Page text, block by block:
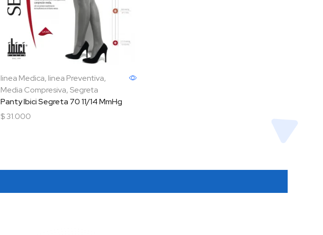
linea Medica, linea Preventiva,
Media Compresiva, Segreta
Panty Ibici Segreta 70 11/14 MmHg
$31.000